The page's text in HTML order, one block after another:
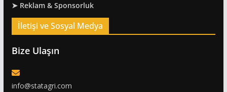
➤ Reklam & Sponsorluk
İletişi ve Sosyal Medya
Bize Ulaşın
info@statagri.com